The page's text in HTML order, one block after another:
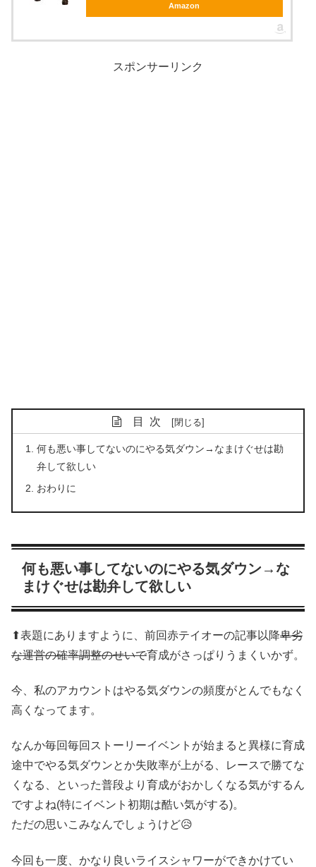
Amazon
スポンサーリンク
目次
何も悪い事してないのにやる気ダウン→なまけぐせは勘
弁して欲しい
おわりに
何も悪い事してないのにやる気ダウン→な
まけぐせは勘弁して欲しい
⬆表題にありますように、前回赤テイオーの記事以降卑劣
な運営の確率調整のせいで育成がさっぱりうまくいかず。
今、私のアカウントはやる気ダウンの頻度がとんでもなく
高くなってます。
なんか毎回毎回ストーリーイベントが始まると異様に育成
途中でやる気ダウンとか失敗率が上がる、レースで勝てな
くなる、といった普段より育成がおかしくなる気がするん
ですよね(特にイベント初期は酷い気がする)。
ただの思いこみなんでしょうけど😥
今回も一度、かなり良いライスシャワーができかけてい